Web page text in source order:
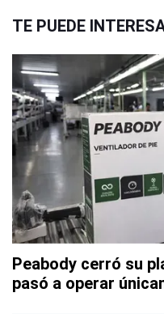
TE PUEDE
Peabody cerró su
pasó a operar